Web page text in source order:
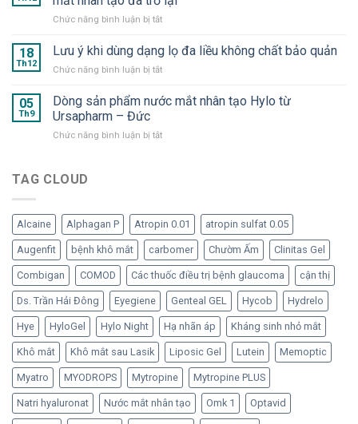
Hyaluron
Eye
–
tạo
tép
Duo
và
–
chất
thiết
Chức năng bình luận bị tắtở
1
và
OMK
–
trong
tạo
đã
trở
lại
18
Th12
Lưu ý khi dùng dạng lọ đa liều không chất bảo quản
Chức năng bình luận bị tắtở
ý
dạng
bảo
quản
05
Th9
Dòng sản phẩm nước mắt nhân tạo Hylo từ
Ursapharm – Đức
Chức năng bình luận bị tắtở
nhân
tạo
Hylo
Ursapharm
–
Đức
TAG CLOUD
Alcaine Alphagan P Atropin 0.01 atropin sulfat 0.05
Augenfit bệnh khô mắt carbomer Chườm Ấm Clinitas Gel
Combigan COMOD Các thuốc điều trị bệnh glaucoma cận thị
Ds. Trần Hải Đông Eyegiene Genteal GEL Hycob Hydrelo
Hye HyloGel Hylo Night Hạ nhãn áp Kháng sinh nhỏ mắt
Khô mắt Khô mắt sau Lasik Liposic Gel Lutein Memoptic
Myatro MYODROPS Mytropine Mytropine PLUS
Natri hyaluronat Nước mắt nhân tạo Omk 1 Optavid